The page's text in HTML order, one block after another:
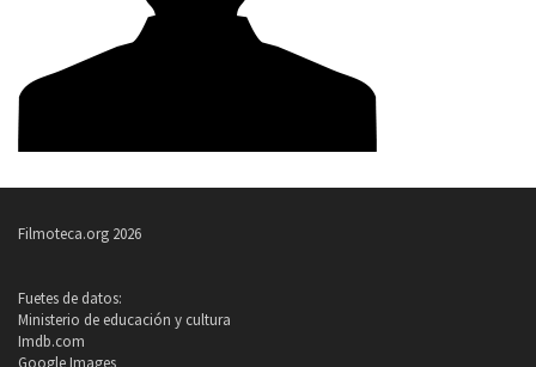
Filmoteca.org 2026
Fuetes de datos:
Ministerio de educación y cultura
Imdb.com
Google Images